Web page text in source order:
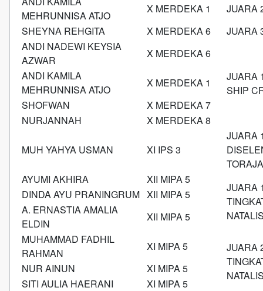
MEHRUNNISA ATJO
X MERDEKA 1
JUARA
SHEYNA REHGITA
X MERDEKA 6
JUARA
ANDI NADEWI KEYSIA
AZWAR
X MERDEKA 6
JUARA
SHIP
ANDI KAMILA
MEHRUNNISA ATJO
X MERDEKA 1
SHOFWAN
X MERDEKA 7
NURJANNAH
X MERDEKA 8
MUH YAHYA USMAN XI IPS 3
JUARA
AYUMI AKHIRA
XII MIPA 5
JUARA
DINDA AYU PRANINGRUM XII MIPA 5
A. ERNASTIA AMALIA
ELDIN
XII MIPA 5
MUHAMMAD FADHIL
RAHMAN
XI MIPA 5
JUARA
NUR AINUN
XI MIPA 5
SITI AULIA HAERANI
XI MIPA 5